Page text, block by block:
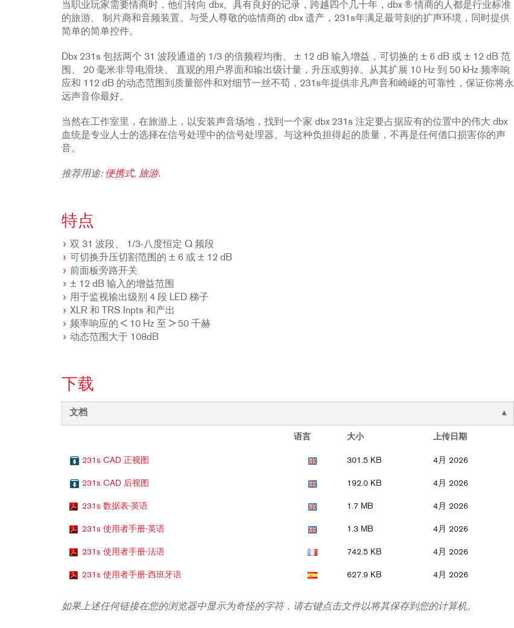
DI4
当职业玩家需要情商时，他们转向 dbx。具有良好的记录，跨越四个几十年，dbx ® 情商的人都是行业标准
的旅游、 制片商和音频装置。与受人尊敬的临情商的 dbx 遗产，231s年满足最苛刻的扩声环境，同时提供
简单的简单控件。
Dbx 231s 包括两个 31 波段通道的 1/3 的倍频程均衡、 ± 12 dB 输入增益，可切换的 ± 6 dB 或 ± 12 dB 范
围、 20 毫米非导电滑块、 直观的用户界面和输出级计量，升压或剪掉。从其扩展 10 Hz 到 50 kHz 频率响
应和 112 dB 的动态范围到质量部件和对细节一丝不苟，231s年提供非凡声音和崎岖的可靠性，保证你将永
远声音你最好。
当然在工作室里，在旅游上，以安装声音场地，找到一个家 dbx 231s 注定要占据应有的位置中的伟大 dbx
血统是专业人士的选择在信号处理中的信号处理器。与这种负担得起的质量，不再是任何借口损害你的声
音。
推荐用途: 便携式, 旅游.
特点
双 31 波段、 1/3-八度恒定 Q 频段
可切换升压切割范围的 ± 6 或 ± 12 dB
前面板旁路开关
± 12 dB 输入的增益范围
用于监视输出级别 4 段 LED 梯子
XLR 和 TRS Inpts 和产出
频率响应的 < 10 Hz 至 > 50 千赫
动态范围大于 108dB
下载
文档
语言 大小 上传日期
231s CAD 正视图 301.5 KB 4月 2026
231s CAD 后视图 192.0 KB 4月 2026
231s 数据表-英语 1.7 MB 4月 2026
231s 使用者手册-英语 1.3 MB 4月 2026
231s 使用者手册-法语 742.5 KB 4月 2026
231s 使用者手册-西班牙语 627.9 KB 4月 2026
如果上述任何链接在您的浏览器中显示为奇怪的字符，请右键点击文件以将其保存到您的计算机。